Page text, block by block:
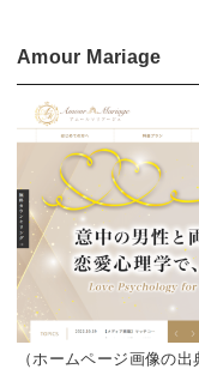
Amour Mariage
（ホームページ画像の